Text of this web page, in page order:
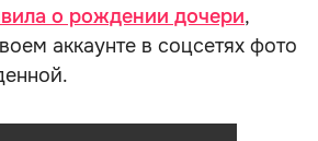
о рождении дочери,
аккаунте в соцсетях фото